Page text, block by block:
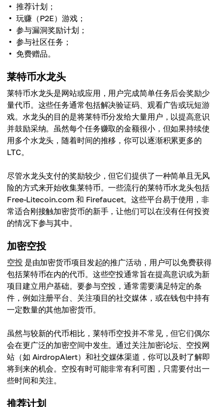
推荐计划；
玩赚（P2E）游戏；
参与漏洞奖励计划；
参与社区任务；
免费赠品。
莱特币水龙头
莱特币水龙头是网站或应用，用户完成简单任务后会奖励少
量代币。这些任务通常包括解决验证码、观看广告或玩短游
戏。水龙头的目的是将莱特币分发给大量用户，以提高意识
并鼓励采纳。虽然每个任务赚取的金额很小，但如果持续使
用多个水龙头，随着时间的推移，你可以逐渐积累更多的
LTC。
尽管水龙头支付的奖励较少，但它们提供了一种简单且无风
险的方式来开始收集莱特币。一些流行的莱特币水龙头包括
Free-Litecoin.com 和 Firefaucet。这些平台易于使用，非
常适合刚接触加密货币的新手，让他们可以在没有任何投资
的情况下参与其中。
加密空投
空投是由加密货币项目发起的推广活动，用户可以免费获得
包括莱特币在内的代币。这些空投通常旨在提高意识或为新
项目建立用户基础。要参与空投，通常需要满足特定的条
件，例如注册平台、关注项目的社交媒体，或在钱包中持有
一定数量的其他加密货币。
虽然与较新的代币相比，莱特币空投并不常见，但它们偶尔
会在更广泛的加密空间中发生。通过关注加密论坛、空投网
站（如 AirdropAlert）和社交媒体渠道，你可以及时了解即
将到来的机会。空投有时可能非常有利可图，只需要付出一
些时间和关注。
推荐计划